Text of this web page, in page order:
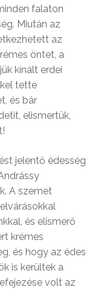
falaton
Miután az
az
öntet, a
kínált erdei
tette
és bár
elismertük,
jelentő édesség
A szemet
és elismerő
krémes
és hogy az édes
is kerültek a
volt az